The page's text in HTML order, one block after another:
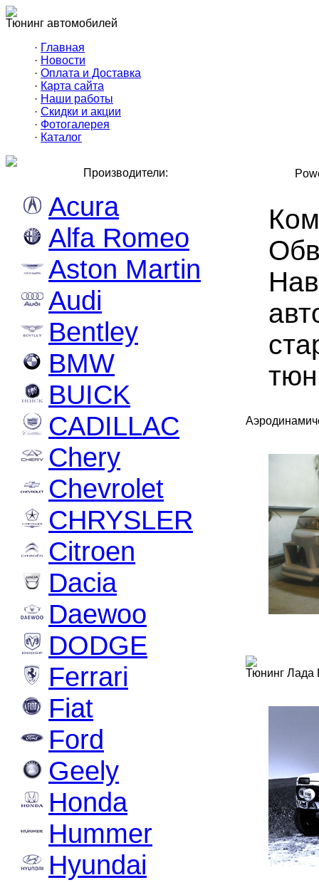
Тюнинг автомобилей
· Главная
· Новости
· Оплата и Доставка
· Карта сайта
· Наши работы
· Скидки и акции
· Фотогалерея
· Каталог
Производители:
Acura
Alfa Romeo
Aston Martin
Audi
Bentley
BMW
BUICK
CADILLAC
Chery
Chevrolet
CHRYSLER
Citroen
Dacia
Daewoo
DODGE
Ferrari
Fiat
Ford
Geely
Honda
Hummer
Hyundai
Тюнинг Лада